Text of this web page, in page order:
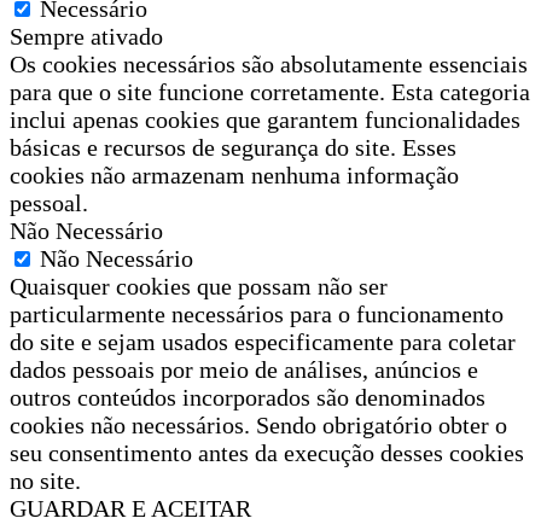
Necessário
Sempre ativado
Os cookies necessários são absolutamente essenciais
para que o site funcione corretamente. Esta categoria
inclui apenas cookies que garantem funcionalidades
básicas e recursos de segurança do site. Esses
cookies não armazenam nenhuma informação
pessoal.
Não Necessário
Não Necessário
Quaisquer cookies que possam não ser
particularmente necessários para o funcionamento
do site e sejam usados especificamente para coletar
dados pessoais por meio de análises, anúncios e
outros conteúdos incorporados são denominados
cookies não necessários. Sendo obrigatório obter o
seu consentimento antes da execução desses cookies
no site.
GUARDAR E ACEITAR